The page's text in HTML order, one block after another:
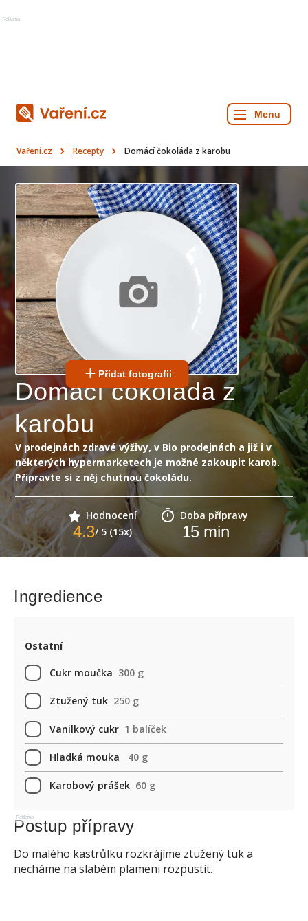
Reklama
Vaření.cz Recepty Domácí čokoláda z karobu
Přidat fotografii
Domácí čokoláda z
karobu
V prodejnách zdravé výživy, v Bio prodejnách a již i v
některých hypermarketech je možné zakoupit karob.
Připravte si z něj chutnou čokoládu.
Hodnocení
4.3/ 5 (15x)
Doba přípravy
15min
Ingredience
Ostatní
Cukr moučka 300 g
Ztužený tuk 250 g
Vanilkový cukr 1 balíček
Hladká mouka 40 g
Karobový prášek 60 g
Reklama
Postup přípravy
Do malého kastrůlku rozkrájíme ztužený tuk a
necháme na slabém plameni rozpustit.